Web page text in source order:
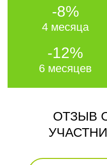
-8%
4 месяца
-12%
6 месяцев
ОТЗЫВ